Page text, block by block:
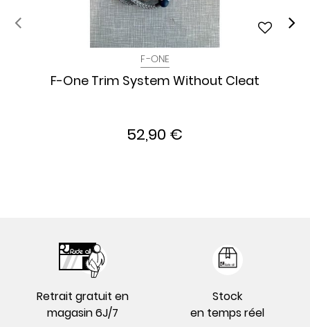
F-ONE
F-One Trim System Without Cleat
52,90 €
Retrait gratuit en
magasin 6J/7
Stock
en temps réel